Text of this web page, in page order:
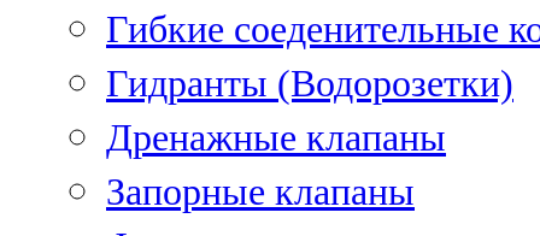
Гибкие соеденительные
Гидранты (Водорозетки)
Дренажные клапаны
Запорные клапаны